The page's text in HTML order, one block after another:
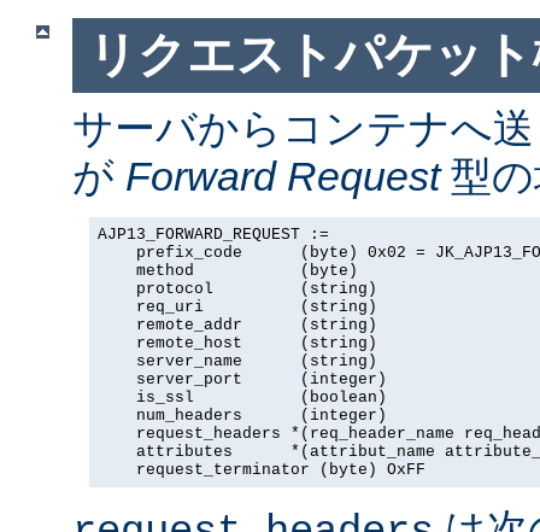
リクエストパケッ
サーバからコンテナへ
が Forward Request型の
AJP13_FORWARD_REQUEST :=
prefix_code      (byte) 0x02 =
    method           (byte)
    protocol         (string)
    req_uri          (string)
    remote_addr      (string)
    remote_host      (string)
    server_name      (string)
    server_port      (integer)
    is_ssl           (boolean)
    num_headers      (integer)
request_headers *(req_header_name
attributes      *(attribut_name
    request_terminator (byte) OxFF